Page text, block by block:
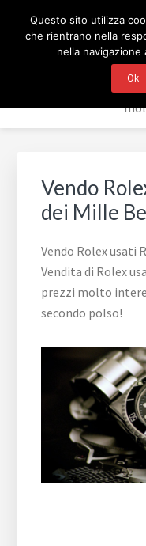
navigazione
COMPRO
⭐ Vendita di Rolex
Vendo
dei Mille
Vendo Rolex usati
Vendita di Rolex
prezzi molto
secondo polso!
Questo sito utilizza
che rientrano nella
nella navigazione
Ok